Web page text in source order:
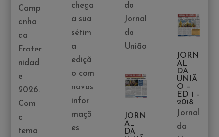
Camp
anha
da
Frater
nidad
e
2026.
Com
o
tema
chega
a sua
sétim
a
ediçã
o com
novas
infor
maçõ
es
do
Jornal
da
União
JORN
AL
DA
JORN
AL
DA
UNIÃ
O –
ED 1 –
2018
Jornal
da